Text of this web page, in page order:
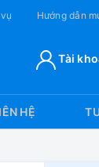
Hướng dẫn
Tài
HỆ